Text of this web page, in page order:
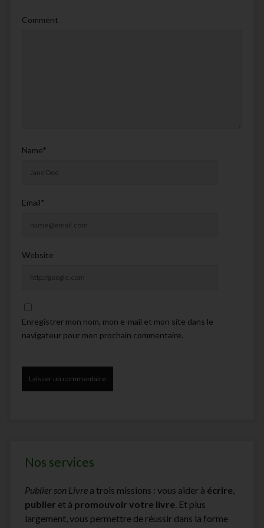
Comment
Name*
Email*
Website
Enregistrer mon nom, mon e-mail et mon site dans le
navigateur pour mon prochain commentaire.
Nos services
Publier son Livre a trois missions : vous aider à écrire,
publier et à promouvoir votre livre. Et plus
largement, vous permettre de réussir dans la forme